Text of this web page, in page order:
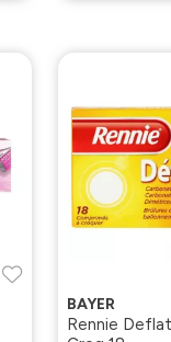
BAYER
Rennie